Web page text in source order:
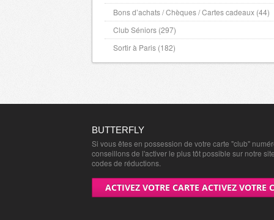
Bons d’achats / Chèques / Cartes cadeaux (44)
Club Séniors (297)
Sortir à Paris (182)
BUTTERFLY
Si vous êtes en possession de votre carte "club"
conseillons de l'activer le plus tôt possible sur notre
codes de réductions.
ACTIVEZ VOTRE CARTE ACTIVEZ VOTRE